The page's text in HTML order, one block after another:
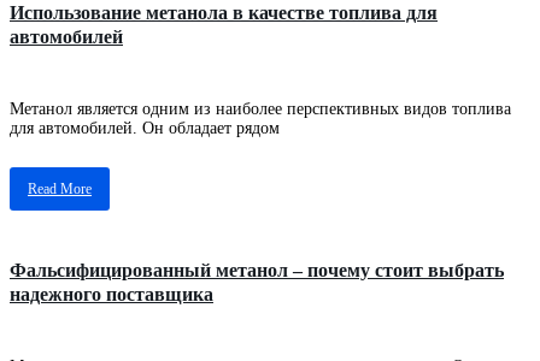
Использование метанола в качестве топлива для
автомобилей
Метанол является одним из наиболее перспективных видов топлива
для автомобилей. Он обладает рядом
Read More
Фальсифицированный метанол – почему стоит выбрать
надежного поставщика